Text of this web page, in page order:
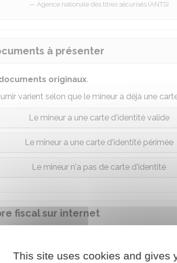
Agence nationale des titres sécurisés (ANTS)
à présenter
originaux.
varient selon que le mineur a déjà une
Le mineur a une carte d'identité valide
Le mineur a une carte d'identité périmée
Le mineur n'a pas de carte d'identité
fiscal sur internet
se fait
This site uses cookies and gives